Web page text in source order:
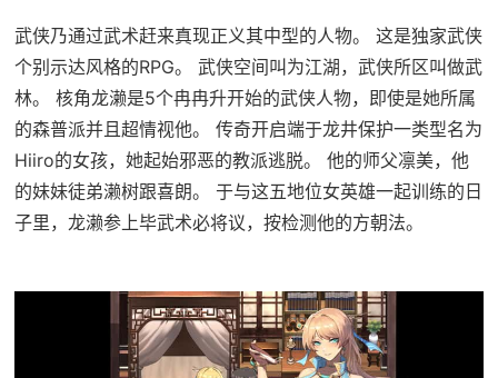
武侠乃通过武术赶来真现正义其中型的人物。 这是独家武侠
个别示达风格的RPG。 武侠空间叫为江湖，武侠所区叫做武
林。 核角龙濑是5个冉冉升开始的武侠人物，即使是她所属
的森普派并且超情视他。 传奇开启端于龙井保护一类型名为
Hiiro的女孩，她起始邪恶的教派逃脱。 他的师父凛美，他
的妹妹徒弟濑树跟喜朗。 于与这五地位女英雄一起训练的日
子里，龙濑参上毕武术必将议，按检测他的方朝法。